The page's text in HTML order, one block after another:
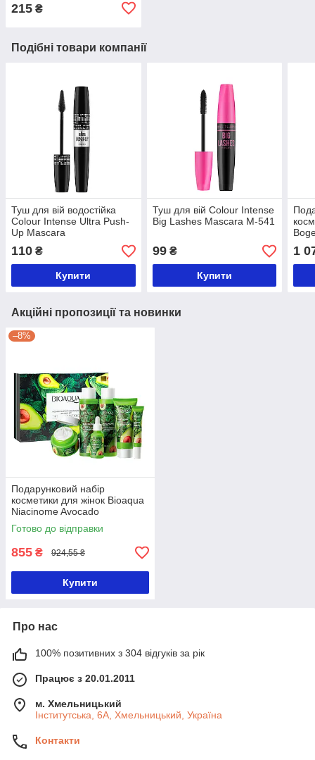
215 ₴
Подібні товари компанії
Туш для вій водостійка
Colour Intense Ultra Push-
Up Mascara
110 ₴
Купити
Туш для вій Colour Intense
Big Lashes Mascara M-541
99₴
Купити
1
Акційні пропозиції та новинки
–8%
Подарунковий набір
косметики для жінок Bioaqua
Niacinome Avocado
BQY45473
Готово до відправки
855 ₴ 924,55 ₴
Купити
Про нас
100% позитивних з 304 відгуків за рік
Працює з 20.01.2011
м. Хмельницький
Інститутська, 6А, Хмельницький, Україна
Контакти